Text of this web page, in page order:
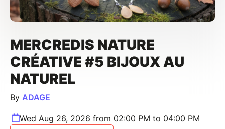
MERCREDIS NATURE
CRÉATIVE #5 BIJOUX AU
NATUREL
By ADAGE
Wed Aug 26, 2026 from 02:00 PM to 04:00 PM